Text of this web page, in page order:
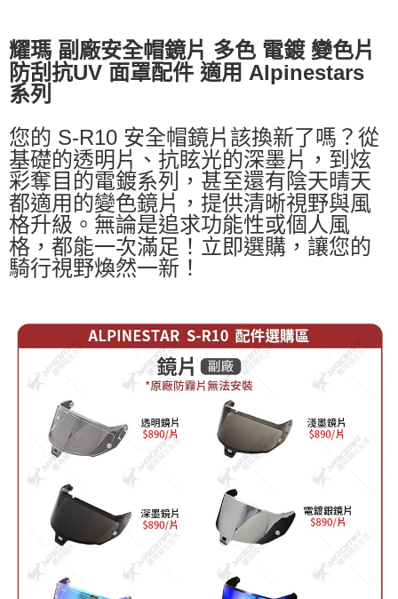
耀瑪 副廠安全帽鏡片 多色 電鍍 變色片
防刮抗UV 面罩配件 適用 Alpinestars
系列
您的 S-R10 安全帽鏡片該換新了嗎？從
基礎的透明片、抗眩光的深墨片，到炫
彩奪目的電鍍系列，甚至還有陰天晴天
都適用的變色鏡片，提供清晰視野與風
格升級。無論是追求功能性或個人風
格，都能一次滿足！立即選購，讓您的
騎行視野煥然一新！